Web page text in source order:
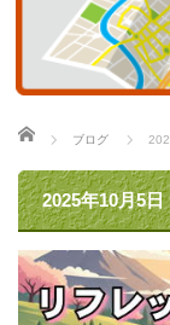
ホーム
ブログ
2025年10月5